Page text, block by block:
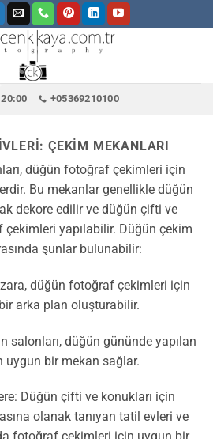
+05369210100
ÇEKIM MEKANLARI
düğün fotoğraf çekimleri için
Bu mekanlar genellikle düğün
dekore edilir ve düğün çifti ve
yapılabilir. Düğün çekim
şunlar bulunabilir:
düğün fotoğraf çekimleri için
arka plan oluşturabilir.
salonları, düğün gününde yapılan
uygun bir mekan sağlar.
Düğün çifti ve konukları için
olanak tanıyan tatil evleri ve